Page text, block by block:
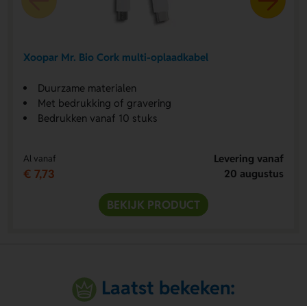
Xoopar Mr. Bio Cork multi-oplaadkabel
Duurzame materialen
Met bedrukking of gravering
Bedrukken vanaf 10 stuks
Al vanaf
€ 7,73
Levering vanaf
20 augustus
BEKIJK PRODUCT
Laatst bekeken: